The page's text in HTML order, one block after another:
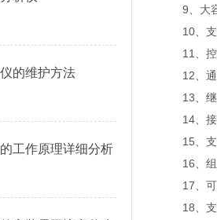
的维护方法
工作原理详细分析
9、大容
10、支
11、控
12、通
13、继
14、接
15、支
16、组
17、可
18、支